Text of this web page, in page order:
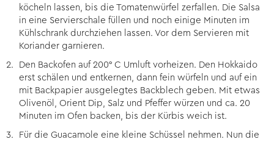
köcheln lassen, bis die Tomatenwürfel zerfallen. Die Salsa
in eine Servierschale füllen und noch einige Minuten im
Kühlschrank durchziehen lassen. Vor dem Servieren mit
Koriander garnieren.
Den Backofen auf 200° C Umluft vorheizen. Den Hokkaido
erst schälen und entkernen, dann fein würfeln und auf ein
mit Backpapier ausgelegtes Backblech geben. Mit etwas
Olivenöl, Orient Dip, Salz und Pfeffer würzen und ca. 20
Minuten im Ofen backen, bis der Kürbis weich ist.
Für die Guacamole eine kleine Schüssel nehmen. Nun die